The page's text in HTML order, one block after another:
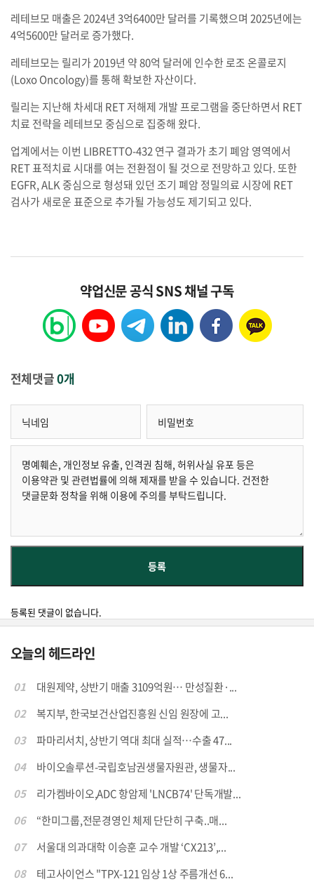
레테브모 매출은 2024년 3억6400만 달러를 기록했으며 2025년에는
4억5600만 달러로 증가했다.
레테브모는 릴리가 2019년 약 80억 달러에 인수한 로조 온콜로지
(Loxo Oncology)를 통해 확보한 자산이다.
릴리는 지난해 차세대 RET 저해제 개발 프로그램을 중단하면서 RET
치료 전략을 레테브모 중심으로 집중해 왔다.
업계에서는 이번 LIBRETTO-432 연구 결과가 초기 폐암 영역에서
RET 표적치료 시대를 여는 전환점이 될 것으로 전망하고 있다. 또한
EGFR, ALK 중심으로 형성돼 있던 조기 폐암 정밀의료 시장에 RET
검사가 새로운 표준으로 추가될 가능성도 제기되고 있다.
약업신문 공식 SNS 채널 구독
전체댓글0개
등록된 댓글이 없습니다.
오늘의 헤드라인
01
대원제약, 상반기 매출 3109억원… 만성질환·...
02
복지부, 한국보건산업진흥원 신임 원장에 고...
03
파마리서치, 상반기 역대 최대 실적…수출 47...
04
바이오솔루션-국립호남권생물자원관, 생물자...
05
리가켐바이오,ADC 항암제 'LNCB74' 단독개발...
06
“한미그룹,전문경영인 체제 단단히 구축..매...
07
서울대 의과대학 이승훈 교수 개발 ‘CX213’,...
08
테고사이언스 "TPX-121 임상 1상 주름개선 6...